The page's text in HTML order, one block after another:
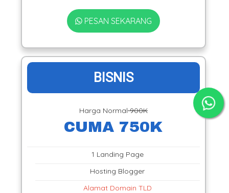
PESAN SEKARANG
BISNIS
Harga Normal900K
CUMA 750K
1 Landing Page
Hosting Blogger
Alamat Domain TLD